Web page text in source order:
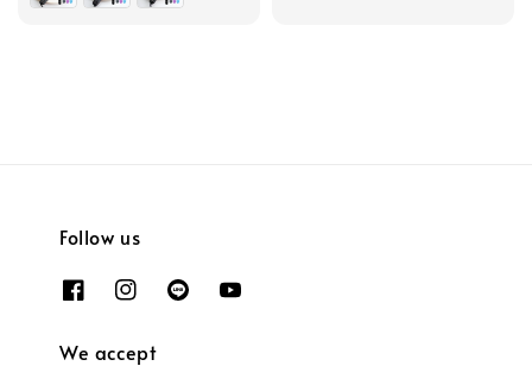
Follow us
We accept